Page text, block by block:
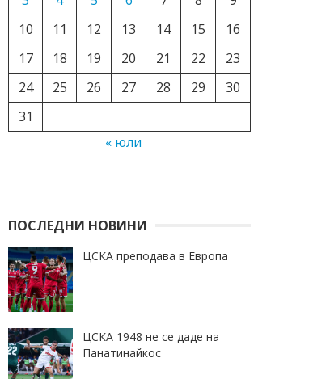
10
11 12 13 14 15
16
17
18 19 20 21 22
23
24
25 26 27 28 29
30
31
« юли
ПОСЛЕДНИ НОВИНИ
ЦСКА преподава в Европа
ЦСКА 1948 не се даде на
Панатинайкос